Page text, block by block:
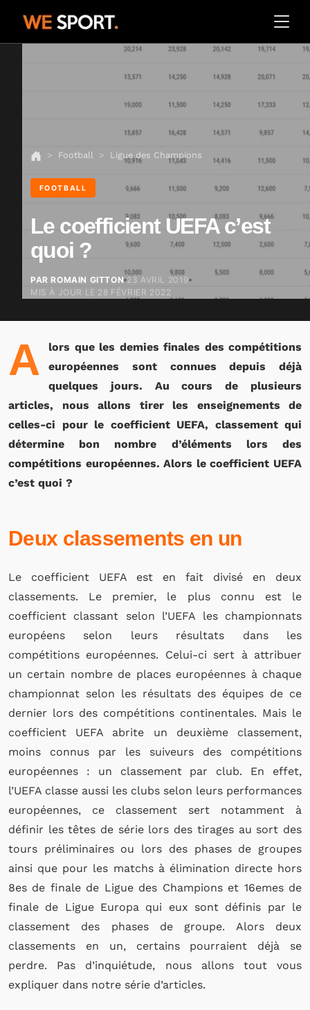
Football Ligue des Champions
FOOTBALL
Le coefficient UEFA c’est
quoi ?
PAR ROMAIN GITTON 23 AVRIL 2019
MIS À JOUR LE 28 FÉVRIER 2022
A
lors que les demies finales des compétitions
européennes sont connues depuis déjà
quelques jours. Au cours de plusieurs
articles, nous allons tirer les enseignements de
celles-ci pour le coefficient UEFA, classement qui
détermine bon nombre d’éléments lors des
compétitions européennes. Alors le coefficient UEFA
c’est quoi ?
Deux classements en un
Le coefficient UEFA est en fait divisé en deux
classements. Le premier, le plus connu est le
coefficient classant selon l’UEFA les championnats
européens selon leurs résultats dans les
compétitions européennes. Celui-ci sert à attribuer
un certain nombre de places européennes à chaque
championnat selon les résultats des équipes de ce
dernier lors des compétitions continentales. Mais le
coefficient UEFA abrite un deuxième classement,
moins connus par les suiveurs des compétitions
européennes : un classement par club. En effet,
l’UEFA classe aussi les clubs selon leurs performances
européennes, ce classement sert notamment à
définir les têtes de série lors des tirages au sort des
tours préliminaires ou lors des phases de groupes
ainsi que pour les matchs à élimination directe hors
8es de finale de Ligue des Champions et 16emes de
finale de Ligue Europa qui eux sont définis par le
classement des phases de groupe. Alors deux
classements en un, certains pourraient déjà se
perdre. Pas d’inquiétude, nous allons tout vous
expliquer dans notre série d’articles.